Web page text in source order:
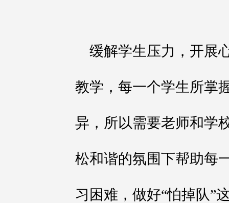
缓解学生压力，开展
教学，每一个学生所掌
异，所以需要老师和学
松和谐的氛围下帮助每
习困难，做好“怕掉队”